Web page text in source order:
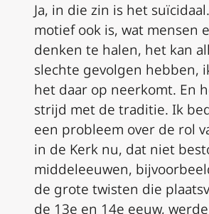
Ja, in die zin is het
motief ook is, wat mensen
denken te halen, het kan
slechte gevolgen hebben,
het daar op neerkomt. En
strijd met de traditie. Ik
een probleem over de rol
in de Kerk nu, dat niet
middeleeuwen,
de grote twisten die
de 13e en 14e eeuw,